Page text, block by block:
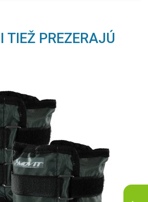
TIEŽ PREZERAJÚ